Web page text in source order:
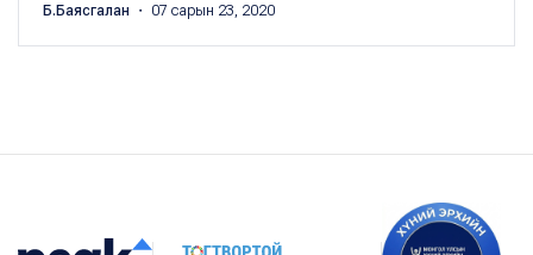
Б.Баясгалан ・ 07 сарын 23, 2020